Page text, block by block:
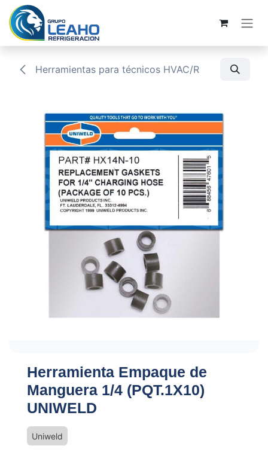
Ir al contenido
Herramientas para técnicos HVAC/R
Herramienta Empaque de
Manguera 1/4 (PQT.1X10)
UNIWELD
Uniweld